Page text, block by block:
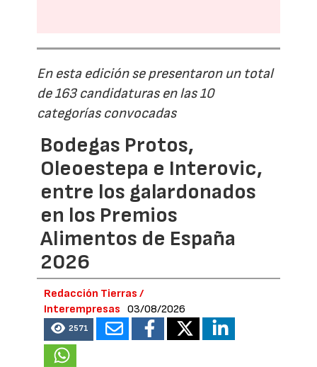
En esta edición se presentaron un total
de 163 candidaturas en las 10
categorías convocadas
Bodegas Protos,
Oleoestepa e Interovic,
entre los galardonados
en los Premios
Alimentos de España
2026
Redacción Tierras /
Interempresas
03/08/2026
2571